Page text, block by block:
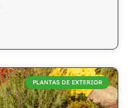
PLANTAS DE EXTERIOR